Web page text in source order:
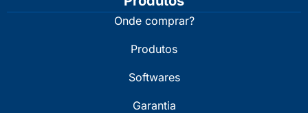
Onde comprar?
Produtos
Softwares
Garantia